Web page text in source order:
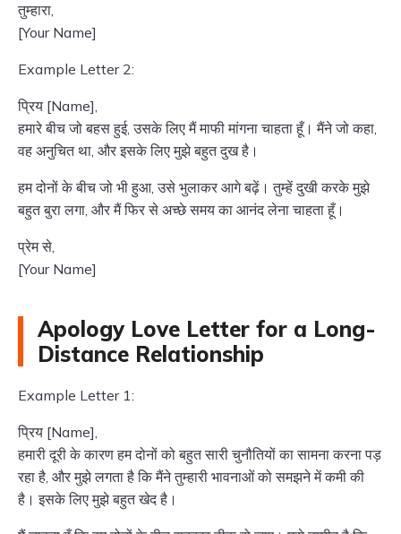
तुम्हारा,
[Your Name]
Example Letter 2:
प्रिय [Name],
हमारे बीच जो बहस हुई, उसके लिए मैं माफी मांगना चाहता हूँ। मैंने जो कहा,
वह अनुचित था, और इसके लिए मुझे बहुत दुख है।
हम दोनों के बीच जो भी हुआ, उसे भुलाकर आगे बढ़ें। तुम्हें दुखी करके मुझे
बहुत बुरा लगा, और मैं फिर से अच्छे समय का आनंद लेना चाहता हूँ।
प्रेम से,
[Your Name]
Apology Love Letter for a Long-
Distance Relationship
Example Letter 1:
प्रिय [Name],
हमारी दूरी के कारण हम दोनों को बहुत सारी चुनौतियों का सामना करना पड़
रहा है, और मुझे लगता है कि मैंने तुम्हारी भावनाओं को समझने में कमी की
है। इसके लिए मुझे बहुत खेद है।